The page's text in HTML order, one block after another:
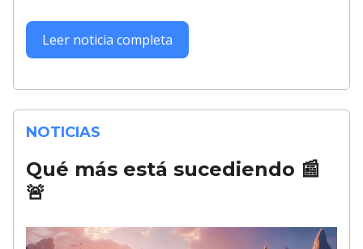
Leer noticia completa
NOTICIAS
Qué más está sucediendo 📰
🚨